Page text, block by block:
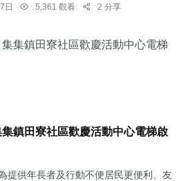
日 5,361 觀看 2 分享
鎮田寮社區歡慶活動中心電梯啟
提供年長者及行動不便居民更便利、友